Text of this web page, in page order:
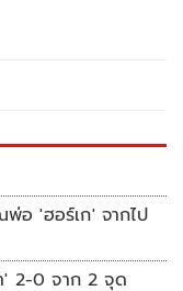
อ 'ฮอร์เก' จากไป
' 2-0 จาก 2 จุด